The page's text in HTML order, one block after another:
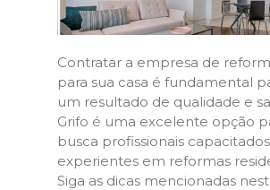
Contratar a empresa de
para sua casa é fundamental
um resultado de qualidade e
Grifo é uma excelente opção
busca profissionais
experientes em reformas
Siga as dicas mencionadas